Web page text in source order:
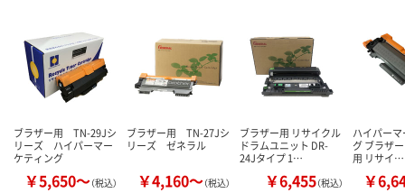
ブラザー用 TN-29Jシ
リーズ ハイパーマー
ケティング
￥5,650～（税込）
ブラザー用 TN-27Jシ
リーズ ゼネラル
￥4,160～（税込）
ブラザー用 リサイクル
ドラムユニット DR-
24Jタイプ 1…
￥6,455（税込）
ハイパー
グ ブラザー
用 リサイ…
￥